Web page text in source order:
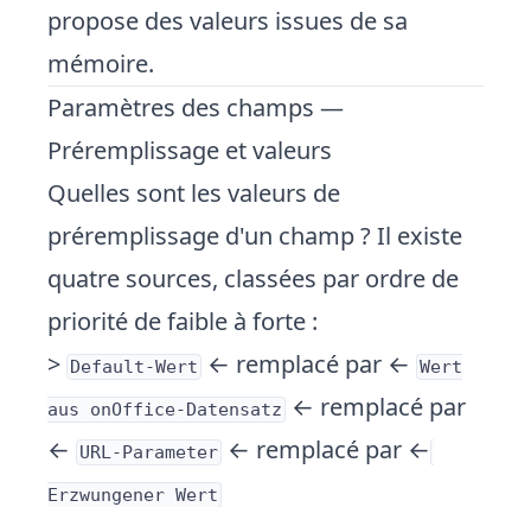
propose des valeurs issues de sa
mémoire.
Paramètres des champs —
Préremplissage et valeurs
Quelles sont les valeurs de
préremplissage d'un champ ? Il existe
quatre sources, classées par ordre de
priorité de faible à forte :
> Default-Wert ← remplacé par ← Wert
aus onOffice-Datensatz
← remplacé par
←
URL-Parameter ← remplacé par ←
Erzwungener Wert